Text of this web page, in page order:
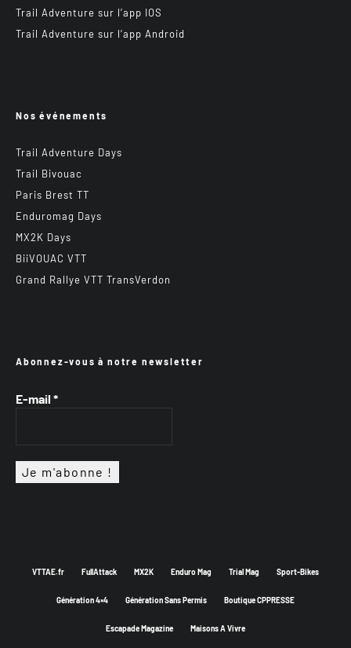
Trail Adventure sur l’app IOS
Trail Adventure sur l’app Android
Nos événements
Trail Adventure Days
Trail Bivouac
Paris Brest TT
Enduromag Days
MX2K Days
BiiVOUAC VTT
Grand Rallye VTT TransVerdon
Abonnez-vous à notre newsletter
E-mail *
VTTAE.fr FullAttack MX2K Enduro Mag Trial Mag Sport-Bikes
Génération 4×4 Génération Sans Permis Boutique CPPRESSE
Escapade Magazine Maisons A Vivre